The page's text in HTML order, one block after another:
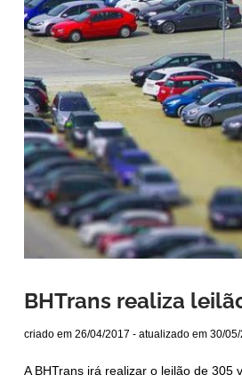
BHTrans realiza
criado em 26/04/2017 - atualizado em 30/
A BHTrans irá realizar o leilão de